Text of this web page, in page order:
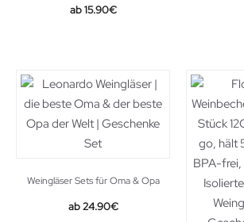
15.90€
Weingläser Sets für Oma & Opa
24.90€